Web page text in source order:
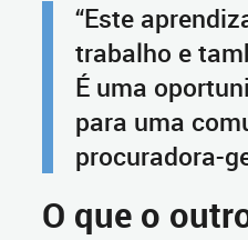
“Este
trabalho e
É uma
para uma
procuradora-
O que o